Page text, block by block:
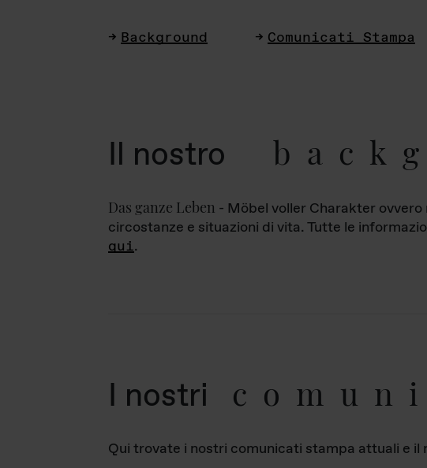
Background Comunicati Stampa
Il nostro
Das ganze Leben - Möbel voller Charakter
circostanze e situazioni di vita. Tutte le
qui.
I nostri
Qui trovate i nostri comunicati stampa attuali e il